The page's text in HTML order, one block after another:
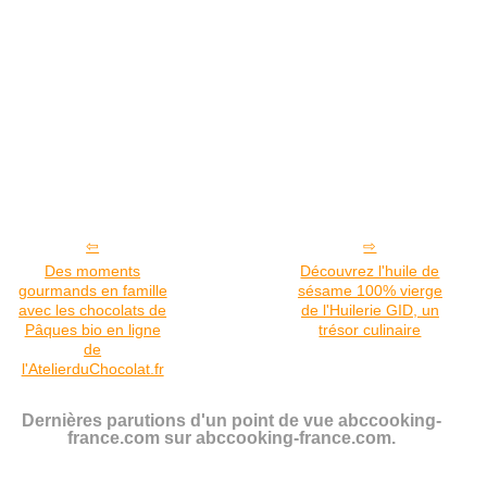
Des moments
gourmands en famille
avec les chocolats de
Pâques bio en ligne
de
l'AtelierduChocolat.fr
Découvrez l'huile de
sésame 100% vierge
de l'Huilerie GID, un
trésor culinaire
Dernières parutions d'un point de vue abccooking-
france.com sur abccooking-france.com.